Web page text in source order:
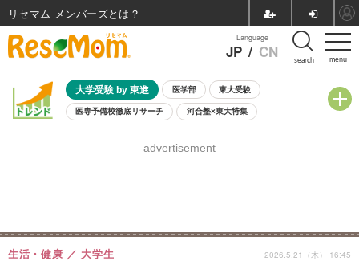
menu
Language
JP / CN search
大学受験 by 東進 医学部 東大受験
医専予備校徹底リサーチ 河合塾×東大特集
8月開催学校説明会・相談会
advertisement
生活・健康 大学生 2026.5.21（木） 16:45
リセマム メンバーズ